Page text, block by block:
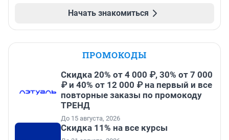
Начать знакомиться
ПРОМОКОДЫ
Скидка 20% от 4 000 ₽, 30% от 7 000
₽ и 40% от 12 000 ₽ на первый и все
повторные заказы по промокоду
ТРЕНД
До 15 августа, 2026
Скидка 11% на все курсы